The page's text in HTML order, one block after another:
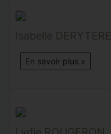
Isabelle DERYTERE
En savoir plus »